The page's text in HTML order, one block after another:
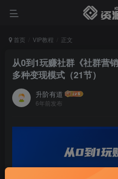
首页 VIP教程 正文
从0到1玩赚社群《社群营
多种变现模式（21节）
升阶有道
6年前发布